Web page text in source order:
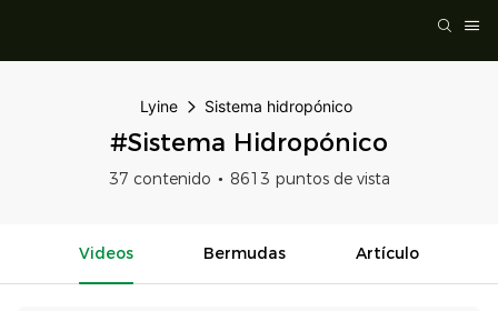
Lyine Sistema hidropónico
#Sistema Hidropónico
37 contenido 8613 puntos de vista
Videos Bermudas Artículo